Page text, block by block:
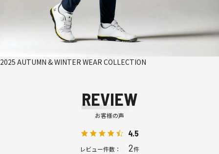
2025 AUTUMN & WINTER WEAR COLLECTION
REVIEW
お客様の声
4.5
レビュー件数： 2件